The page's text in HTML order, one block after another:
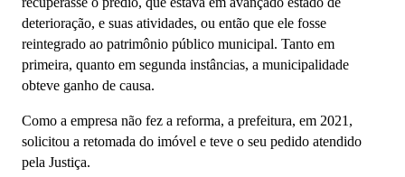
deterioração, e suas atividades, ou então que ele fosse
reintegrado ao patrimônio público municipal. Tanto em
primeira, quanto em segunda instâncias, a municipalidade
obteve ganho de causa.
Como a empresa não fez a reforma, a prefeitura, em 2021,
solicitou a retomada do imóvel e teve o seu pedido atendido
pela Justiça.